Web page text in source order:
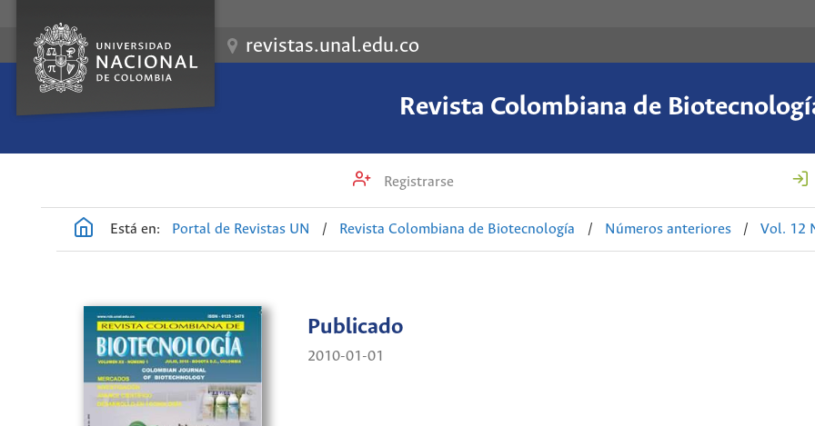
revistas.unal.edu.co
Revista Colombiana de
Registrarse
Está en: Portal de Revistas UN / Revista Colombiana de Biotecnología / Números anteriores / Vol. 12
Publicado
2010-01-01